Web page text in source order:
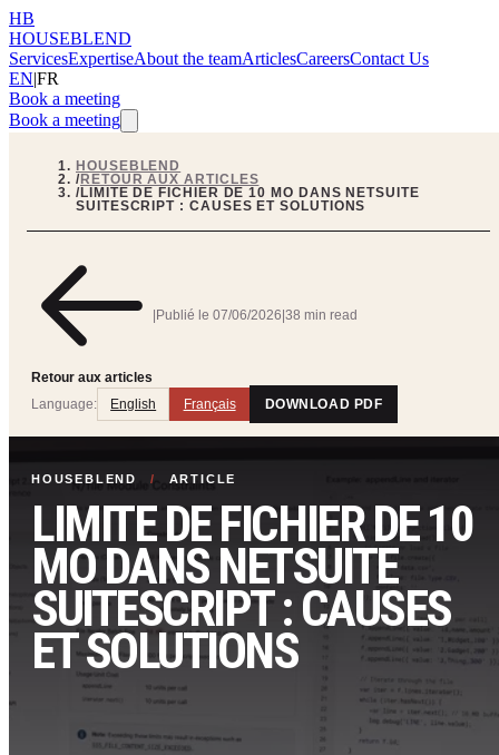
HB
HOUSEBLEND
ServicesExpertiseAbout the teamArticlesCareersContact Us
EN|FR
Book a meeting
Book a meeting
HOUSEBLEND
/RETOUR AUX ARTICLES
/LIMITE DE FICHIER DE 10 MO DANS NETSUITE
SUITESCRIPT : CAUSES ET SOLUTIONS
Retour aux articles
Publié le 07/06/2026 38 min read
Language: English Français DOWNLOAD PDF
HOUSEBLEND / ARTICLE
LIMITE DE FICHIER DE 10
MO DANS NETSUITE
SUITESCRIPT : CAUSES
ET SOLUTIONS